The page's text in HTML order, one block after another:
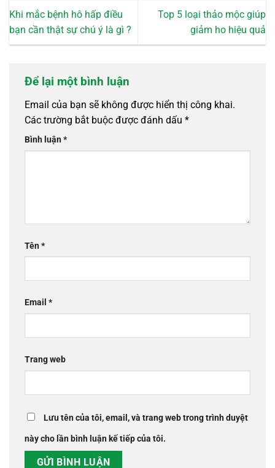
Khi mắc bệnh hô hấp điều
bạn cần thật sự chú ý là gì ?
Top 5 loại thảo mộc giúp
giảm ho hiệu quả
Để lại một bình luận
Email của bạn sẽ không được hiển thị công khai.
Các trường bắt buộc được đánh dấu *
Bình luận*
Tên*
Email *
Trang web
Lưu tên của tôi, email, và trang web trong trình duyệt
này cho lần bình luận kế tiếp của tôi.